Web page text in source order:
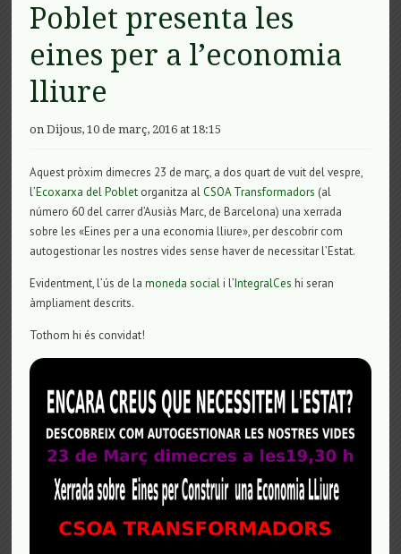
Poblet presenta les
eines per a l’economia
lliure
on Dijous, 10 de març, 2016 at 18:15
Aquest pròxim dimecres 23 de març, a dos quart de vuit del vespre,
l’Ecoxarxa del Poblet organitza al CSOA Transformadors (al
número 60 del carrer d’Ausiàs Marc, de Barcelona) una xerrada
sobre les «Eines per a una economia lliure», per descobrir com
autogestionar les nostres vides sense haver de necessitar l’Estat.
Evidentment, l’ús de lamoneda sociali l’IntegralCes hi seran
àmpliament descrits.
Tothom hi és convidat!